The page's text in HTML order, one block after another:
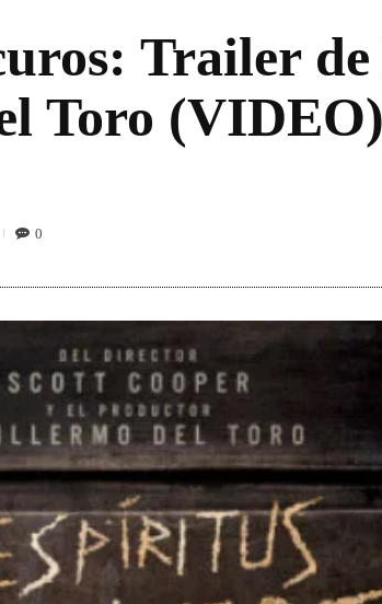
Trailer
Toro (VIDEO)
0